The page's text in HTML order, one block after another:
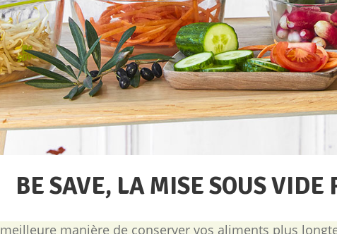
BE SAVE, LA MISE SOUS
meilleure manière de conserver vos aliments plus